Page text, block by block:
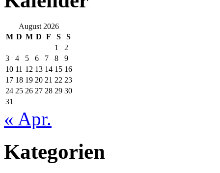
August 2026
M D M D F S
S
1
2
3
4 5 6 7 8
9
10 11 12 13 14 15 16
17 18 19 20 21 22 23
24 25 26 27 28 29 30
31
« Apr.
Kategorien